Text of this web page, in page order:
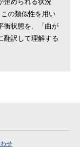
の類似性を用い
衡状態を、「曲が
翻訳して理解する
せ